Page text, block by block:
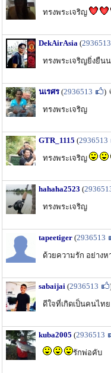
ทรงพระเจริญ
DekAirAsia (2936513
ทรงพระเจริญยิ่งยืน
นเรศร (2936513 )
ทรงพระเจริญ
GTR_1115 (2936513
ทรงพระเจริญ
hahaha2523 (
ทรงพระเจริญ
tapeetiger (2936513
ด้วยความรัก อย่างห
sabaijai (2936513
ดีใจที่เกิดเป็นคนไท
kuba2005 (2936513
รักพ่อคับ